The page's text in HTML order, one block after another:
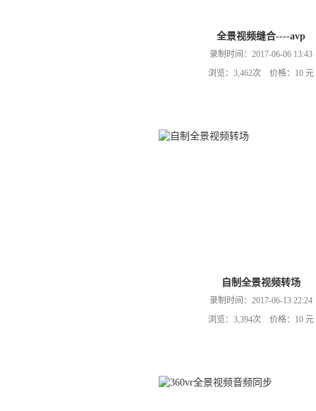
全景视频缝合----avp
录制时间：2017-06-06 13:43
浏览：3,462次 价格：10 元
自制全景视频转场
录制时间：2017-06-13 22:24
浏览：3,394次 价格：10 元